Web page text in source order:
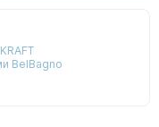
BelBagno